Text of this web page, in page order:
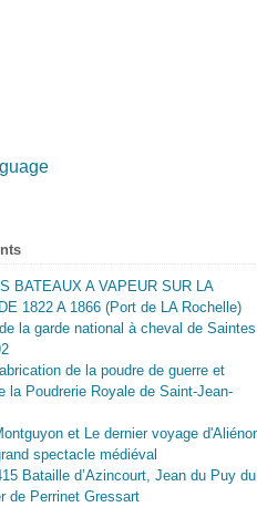
BATEAUX A VAPEUR SUR LA
1822 A 1866 (Port de LA Rochelle)
la garde national à cheval de Saintes
de la poudre de guerre et
la Poudrerie Royale de Saint-Jean-
et Le dernier voyage d'Aliénor
spectacle médiéval
Bataille d’Azincourt, Jean du Puy du
de Perrinet Gressart